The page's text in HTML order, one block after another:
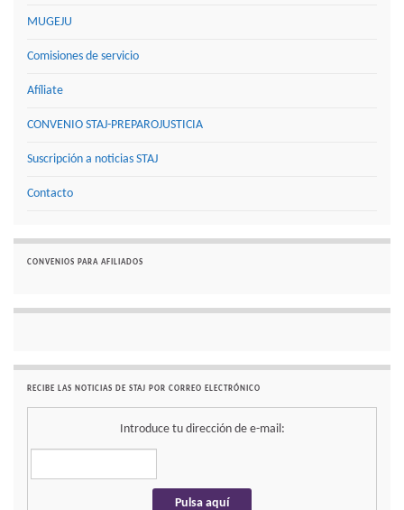
MUGEJU
Comisiones de servicio
Afíliate
CONVENIO STAJ-PREPAROJUSTICIA
Suscripción a noticias STAJ
Contacto
CONVENIOS PARA AFILIADOS
RECIBE LAS NOTICIAS DE STAJ POR CORREO ELECTRÓNICO
Introduce tu dirección de e-mail: